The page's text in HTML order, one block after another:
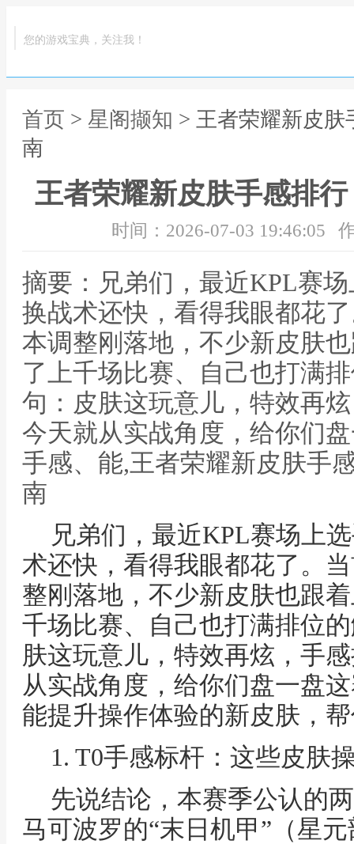
您的游戏宝典，关注我！
首页 > 星阁撷知 > 王者荣耀新皮肤
南
王者荣耀新皮肤手感排
时间：2026-07-03 19:46:05
摘要：兄弟们，最近KPL赛
换战术还快，看得我眼都花
本调整刚落地，不少新皮肤
了上千场比赛、自己也打满
句：皮肤这玩意儿，特效再
今天就从实战角度，给你们
手感、能,王者荣耀新皮肤手
南
兄弟们，最近KPL赛场上
术还快，看得我眼都花了。
整刚落地，不少新皮肤也跟
千场比赛、自己也打满排位
肤这玩意儿，特效再炫，手
从实战角度，给你们盘一盘
能提升操作体验的新皮肤，
1. T0手感标杆：这些皮肤
先说结论，本赛季公认的
马可波罗的“末日机甲”（星